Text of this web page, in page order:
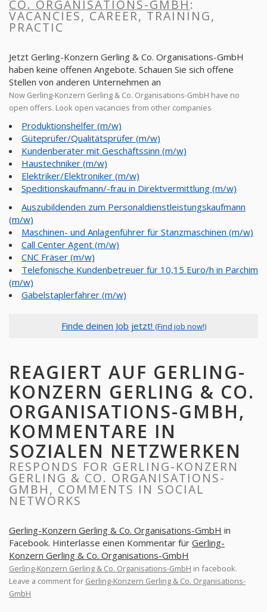
CO. ORGANISATIONS-GMBH:
VACANCIES, CAREER, TRAINING,
PRACTIC
Jetzt Gerling-Konzern Gerling & Co. Organisations-GmbH
haben keine offenen Angebote. Schauen Sie sich offene
Stellen von anderen Unternehmen an
Now Gerling-Konzern Gerling & Co. Organisations-GmbH have no
open offers. Look open vacancies from other companies
Produktionshelfer (m/w)
Güteprüfer/Qualitätsprüfer (m/w)
Kundenberater mit Geschäftssinn (m/w)
Haustechniker (m/w)
Elektriker/Elektroniker (m/w)
Speditionskaufmann/-frau in Direktvermittlung (m/w)
Auszubildenden zum Personaldienstleistungskaufmann
(m/w)
Maschinen- und Anlagenführer für Stanzmaschinen (m/w)
Call Center Agent (m/w)
CNC Fräser (m/w)
Telefonische Kundenbetreuer für 10,15 Euro/h in Parchim
(m/w)
Gabelstaplerfahrer (m/w)
Finde deinen Job jetzt! (Find job now!)
REAGIERT AUF GERLING-
KONZERN GERLING & CO.
ORGANISATIONS-GMBH,
KOMMENTARE IN
SOZIALEN NETZWERKEN
RESPONDS FOR GERLING-KONZERN
GERLING & CO. ORGANISATIONS-
GMBH, COMMENTS IN SOCIAL
NETWORKS
Gerling-Konzern Gerling & Co. Organisations-GmbH in
Facebook. Hinterlasse einen Kommentar für Gerling-
Konzern Gerling & Co. Organisations-GmbH
Gerling-Konzern Gerling & Co. Organisations-GmbH in facebook.
Leave a comment for Gerling-Konzern Gerling & Co. Organisations-
GmbH